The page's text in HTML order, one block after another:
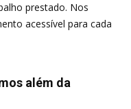
prestado. Nos
acessível para cada
além da